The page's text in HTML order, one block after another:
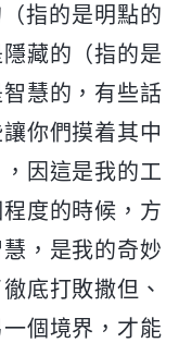
指的是明點的
藏的（指的是
慧的，有些話
你們摸着其中
因這是我的工
度的時候，方
，是我的奇妙
底打敗撒但、
個境界，才能